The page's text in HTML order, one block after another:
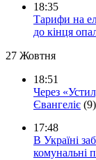
18:35
Тарифи на
до кінця
27 Жовтня
18:51
Через
Євангеліє (9)
17:48
В Україні
комунальні